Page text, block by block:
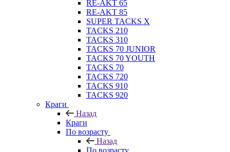
RE-AKT 65
RE-AKT 85
SUPER TACKS X
TACKS 210
TACKS 310
TACKS 70 JUNIOR
TACKS 70 YOUTH
TACKS 70
TACKS 720
TACKS 910
TACKS 920
Краги
Назад
Краги
По возрасту
Назад
По возрасту